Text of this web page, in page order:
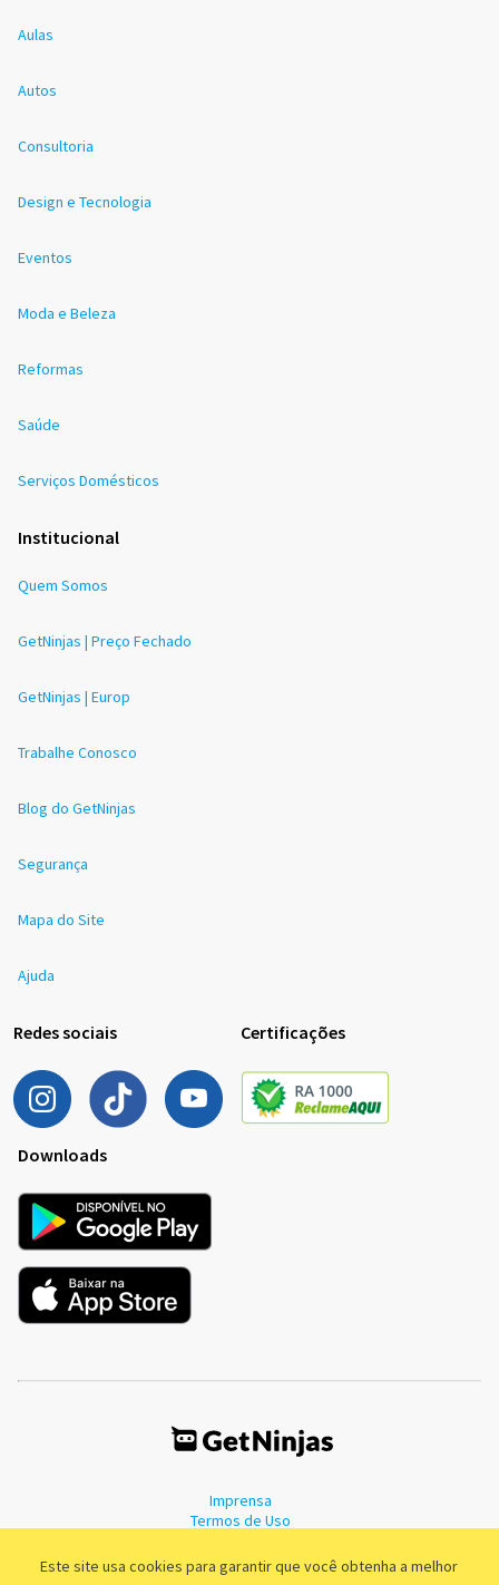
Este site usa cookies para garantir que você obtenha a melhor
Aulas
Autos
Consultoria
Design e Tecnologia
Eventos
Moda e Beleza
Reformas
Saúde
Serviços Domésticos
Institucional
Quem Somos
GetNinjas | Preço Fechado
GetNinjas | Europ
Trabalhe Conosco
Blog do GetNinjas
Segurança
Mapa do Site
Ajuda
Redes sociais Certificações
Downloads
Imprensa
Termos de Uso